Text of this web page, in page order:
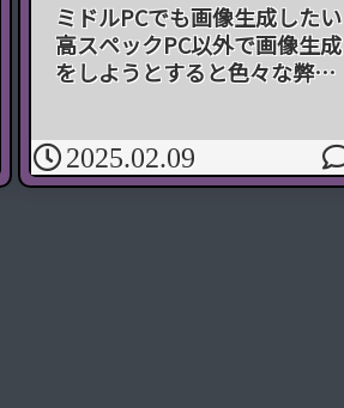
ミドルPCでも画像生成したい
高スペックPC以外で画像生成
をしようとすると色々な弊害
画像生成に半端なく時間が掛
かる結果、無理やんってな
2025.02.09